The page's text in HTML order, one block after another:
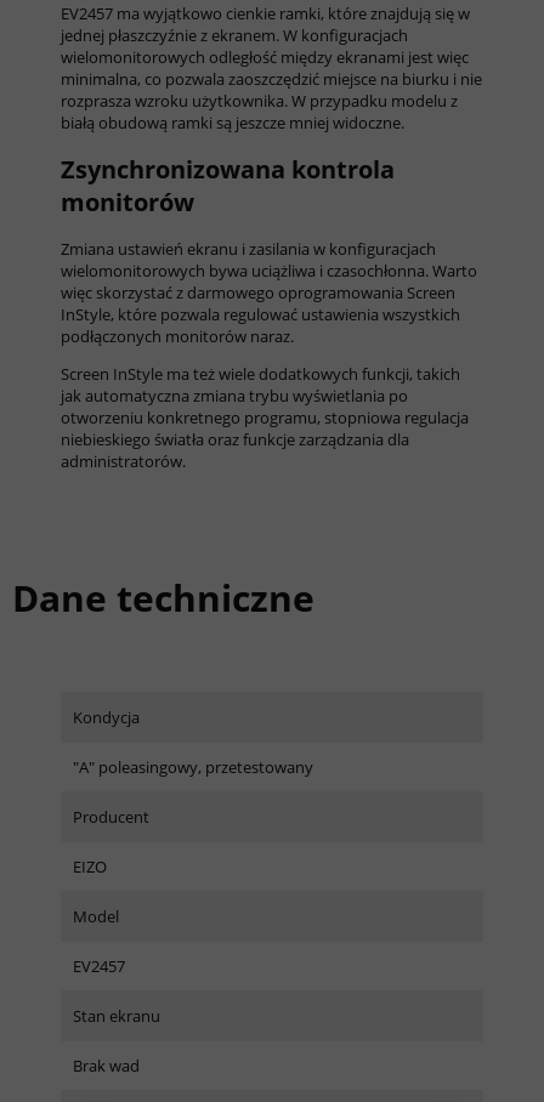
EV2457 ma wyjątkowo cienkie ramki, które znajdują się w
jednej płaszczyźnie z ekranem. W konfiguracjach
wielomonitorowych odległość między ekranami jest więc
minimalna, co pozwala zaoszczędzić miejsce na biurku i nie
rozprasza wzroku użytkownika. W przypadku modelu z
białą obudową ramki są jeszcze mniej widoczne.
Zsynchronizowana kontrola
monitorów
Zmiana ustawień ekranu i zasilania w konfiguracjach
wielomonitorowych bywa uciążliwa i czasochłonna. Warto
więc skorzystać z darmowego oprogramowania Screen
InStyle, które pozwala regulować ustawienia wszystkich
podłączonych monitorów naraz.
Screen InStyle ma też wiele dodatkowych funkcji, takich
jak automatyczna zmiana trybu wyświetlania po
otworzeniu konkretnego programu, stopniowa regulacja
niebieskiego światła oraz funkcje zarządzania dla
administratorów.
Dane techniczne
Kondycja
"A" poleasingowy, przetestowany
Producent
EIZO
Model
EV2457
Stan ekranu
Brak wad